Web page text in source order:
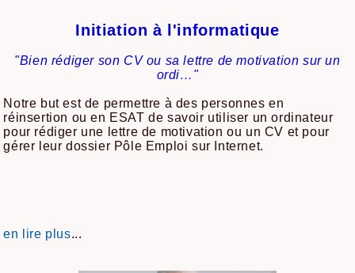
Initiation à l'informatique
"Bien rédiger son CV ou sa lettre de motivation sur un
ordi…"
Notre but est de permettre à des personnes en
réinsertion ou en ESAT de savoir utiliser un ordinateur
pour rédiger une lettre de motivation ou un CV et pour
gérer leur dossier Pôle Emploi sur Internet.
en lire plus...